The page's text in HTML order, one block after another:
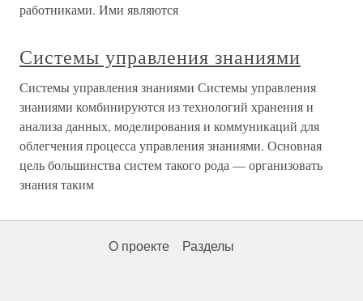
работниками. Ими являются
Системы управления знаниями
Системы управления знаниями Системы управления
знаниями комбинируются из технологий хранения и
анализа данных, моделирования и коммуникаций для
облегчения процесса управления знаниями. Основная
цель большинства систем такого рода — организовать
знания таким
О проекте Разделы